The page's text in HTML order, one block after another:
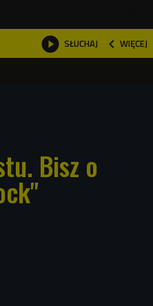
 SŁUCHAJ  WIĘCEJ

Bisz o